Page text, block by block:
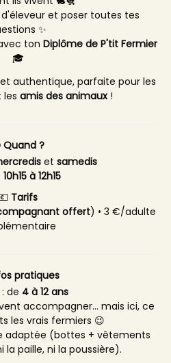
et poser toutes tes
✨
ton Diplôme de P'tit Fermier
🎓
authentique, parfaite pour les
amis des animaux!
Quand ?
et samedis
10h15 à 12h15
Tarifs
offert) • 3 €/adulte
pratiques
de 4 à 12 ans
accompagner… mais ici, ce
les vrais fermiers 😉
adaptée (bottes + vêtements
paille, ni la poussière).